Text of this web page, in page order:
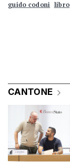
guido codoni libro
CANTONE